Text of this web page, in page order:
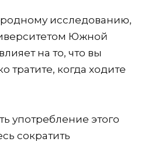
исследованию,
Южной
на то, что вы
тратите, когда ходите
употребление этого
сократить